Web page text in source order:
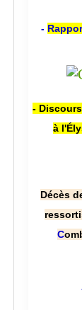
-
-
à
Décès
C